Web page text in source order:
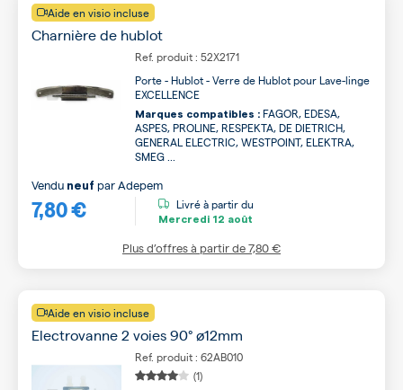
Aide en visio incluse
Charnière de hublot
Ref. produit : 52X2171
Porte - Hublot - Verre de Hublot pour Lave-linge
EXCELLENCE
Marques compatibles : FAGOR, EDESA,
ASPES, PROLINE, RESPEKTA, DE DIETRICH,
GENERAL ELECTRIC, WESTPOINT, ELEKTRA,
SMEG ...
7,80 €
Vendu neuf parAdepem
Livré à partir du
Mercredi 12 août
Plus d’offres à partir de7,80 €
Aide en visio incluse
Electrovanne 2 voies 90° ø12mm
Ref. produit : 62AB010
(1)